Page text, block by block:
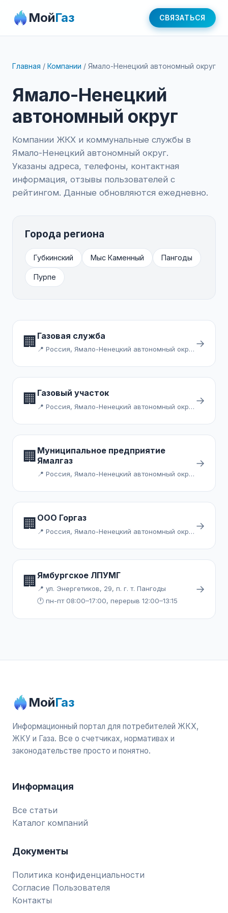
МойГаз СВЯЗАТЬСЯ
Главная / Компании / Ямало-Ненецкий автономный округ
Ямало-Ненецкий
автономный округ
Компании ЖКХ и коммунальные службы в
Ямало-Ненецкий автономный округ.
Указаны адреса, телефоны, контактная
информация, отзывы пользователей с
рейтингом. Данные обновляются ежедневно.
Города региона
Губкинский Мыс Каменный Пангоды
Пурпе
🏢 Газовая служба
📍 Россия, Ямало-Ненецкий автономный округ, Надымский район, посёлок городского типа Пангоды, микрорайон Центральный →
🏢 Газовый участок
📍 Россия, Ямало-Ненецкий автономный округ, Губкинский, посёлок Пурпе, микрорайон Строителей →
🏢 Муниципальное предприятие
Ямалгаз
📍 Россия, Ямало-Ненецкий автономный округ, Ямальский район, село Мыс Каменный, улица Геологов
→
🏢 ООО Горгаз
📍 Россия, Ямало-Ненецкий автономный округ, Губкинский, территория Панель 2 →
🏢 Ямбургское ЛПУМГ
📍 ул. Энергетиков, 29, п. г. т. Пангоды
🕐 пн-пт 08:00–17:00, перерыв 12:00–13:15
→
МойГаз
Информационный портал для потребителей ЖКХ,
ЖКУ и Газа. Все о счетчиках, нормативах и
законодательстве просто и понятно.
Информация
Все статьи
Каталог компаний
Документы
Политика конфиденциальности
Согласие Пользователя
Контакты